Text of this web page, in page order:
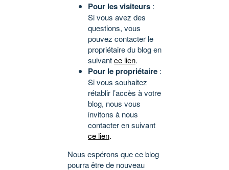
Pour les visiteurs :
Si vous avez des
questions, vous
pouvez contacter le
propriétaire du blog en
suivantce lien.
Pour le propriétaire :
Si vous souhaitez
rétablir l’accès à votre
blog, nous vous
invitons à nous
contacter en suivant
ce lien.
Nous espérons que ce blog
pourra être de nouveau